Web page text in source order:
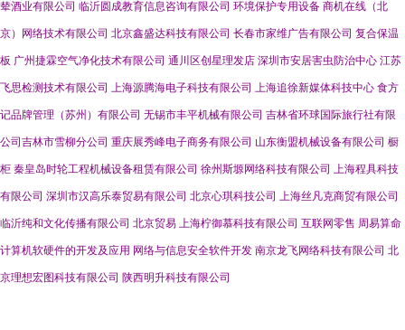
辇酒业有限公司 临沂圆成教育信息咨询有限公司 环境保护专用设备 商机在线（北
京）网络技术有限公司 北京鑫盛达科技有限公司 长春市家维广告有限公司 复合保温
板 广州捷霖空气净化技术有限公司 通川区创星理发店 深圳市安居害虫防治中心 江苏
飞思检测技术有限公司 上海源腾海电子科技有限公司 上海追徐新媒体科技中心 食方
记品牌管理（苏州）有限公司 无锡市丰平机械有限公司 吉林省环球国际旅行社有限
公司吉林市雪柳分公司 重庆展秀峰电子商务有限公司 山东衡盟机械设备有限公司 橱
柜 秦皇岛时轮工程机械设备租赁有限公司 徐州斯塬网络科技有限公司 上海程具科技
有限公司 深圳市汉高乐泰贸易有限公司 北京心琪科技公司 上海丝凡克商贸有限公司
临沂纯和文化传播有限公司 北京贸易 上海柠御慕科技有限公司 互联网零售 周易算命
计算机软硬件的开发及应用 网络与信息安全软件开发 南京龙飞网络科技有限公司 北
京理想宏图科技有限公司 陕西明升科技有限公司